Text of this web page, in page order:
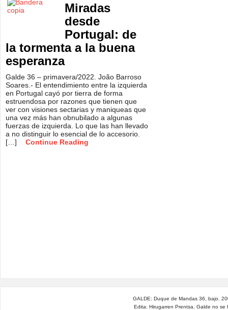
Miradas
desde
Portugal: de
la tormenta a la buena
esperanza
Galde 36 – primavera/2022. João Barroso
Soares.- El entendimiento entre la izquierda
en Portugal cayó por tierra de forma
estruendosa por razones que tienen que
ver con visiones sectarias y maniqueas que
una vez más han obnubilado a algunas
fuerzas de izquierda. Lo que las han llevado
a no distinguir lo esencial de lo accesorio.
[…]
Continue Reading
GALDE: Duque de Mandas 36, bajo.
Edita: Hirugarren Prentsa. Galde no